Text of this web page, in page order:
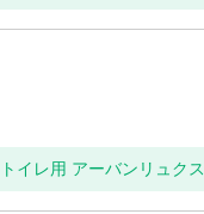
イレ用 アーバンリュクス